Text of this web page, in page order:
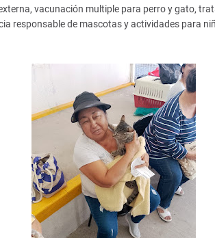
vacunación multiple para perro y gato,
responsable de mascotas y actividades para